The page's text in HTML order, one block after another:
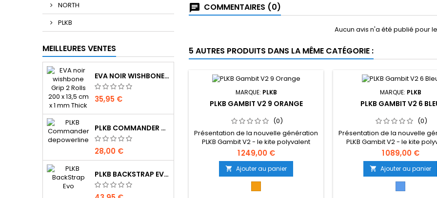
NORTH
PLKB
MEILLEURES VENTES
EVA NOIR WISHBONE GRIP 2 ROLLS 200 X 13,5 CM X 1 MM THICK
35,95 €
PLKB COMMANDER DEPOWERLINE
28,00 €
PLKB BACKSTRAP EVO
COMMENTAIRES (0)
Aucun avis n'a été publié pour
5 AUTRES PRODUITS DANS LA MÊME CATÉGORIE :
MARQUE: PLKB
PLKB GAMBIT V2 9 ORANGE
(0)
Présentation de la nouvelle génération
PLKB Gambit V2 - le kite polyvalent
ultime pour chaque rider. Cette aile a
été repensée de fond en comble pour
offrir une expérience de vol meilleure
et plus réactive avec une gamme de
1 249,00 €
 Ajouter au panier
MARQUE: PLKB
PLKB GAMBIT V2 6
(0)
Présentation de la nouvelle
PLKB Gambit V2 - le kite
ultime pour chaque rider.
été repensée de fond en
offrir une expérience de vol
et plus réactive avec une
1 089,00 €
 Ajouter au panier